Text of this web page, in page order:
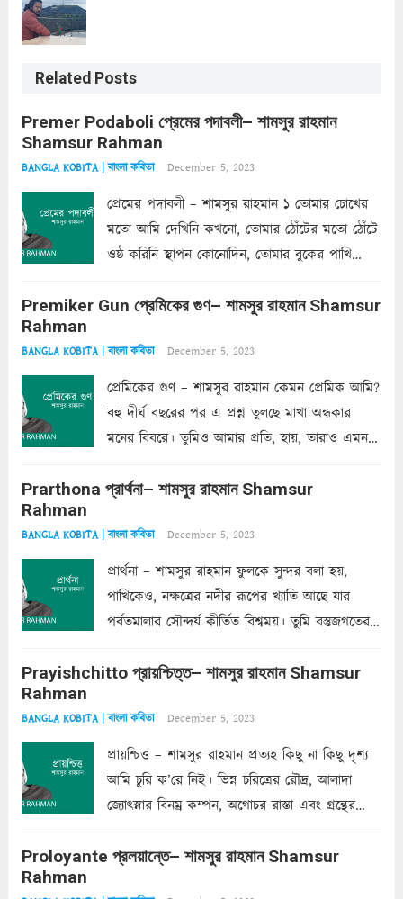
Related Posts
Premer Podaboli প্রেমের পদাবলী– শামসুর রাহমান
Shamsur Rahman
BANGLA KOBITA | বাংলা কবিতা December 5, 2023
প্রেমের পদাবলী – শামসুর রাহমান ১ তোমার চোখের
মতো আমি দেখিনি কখনো, তোমার ঠোঁটের মতো ঠোঁটে
ওষ্ঠ করিনি স্থাপন কোনোদিন, তোমার বুকের পাখি
কোথাও কি এরকম ছায়া দেয় ক্লান্তির প্রহরে? মুছে
Premiker Gun প্রেমিকের গুণ– শামসুর রাহমান Shamsur
Rahman
BANGLA KOBITA | বাংলা কবিতা December 5, 2023
প্রেমিকের গুণ – শামসুর রাহমান কেমন প্রেমিক আমি?
বহু দীর্ঘ বছরের পর এ প্রশ্ন তুলছে মাখা অন্ধকার
মনের বিবরে। তুমিও আমার প্রতি, হায়, তারাও এমন
একান্ত জরুরি- নইলে একটি দেয়াল নিমেষেই ভীষণ
Prarthona প্রার্থনা– শামসুর রাহমান Shamsur
Rahman
BANGLA KOBITA | বাংলা কবিতা December 5, 2023
প্রার্থনা – শামসুর রাহমান ফুলকে সুন্দর বলা হয়,
পাখিকেও, নক্ষত্রের নদীর রূপের খ্যাতি আছে যার
পর্বতমালার সৌন্দর্য কীর্তিত বিশ্বময়। তুমি বস্তুজগতের
তার সুষমায় পার্থক্য অনেক। তোমাকে সুন্দরী বলা চলে,
Prayishchitto প্রায়শ্চিত্ত– শামসুর রাহমান Shamsur
Rahman
BANGLA KOBITA | বাংলা কবিতা December 5, 2023
প্রায়শ্চিত্ত – শামসুর রাহমান প্রত্যহ কিছু না কিছু দৃশ্য
আমি চুরি ক’রে নিই। ভিন্ন চরিত্রের রৌদ্র, আলাদা
জ্যোৎস্নার বিনম্র কম্পন, অগোচর রাস্তা এবং গ্রন্থের
ছায়াচ্ছন্ন মোহন মিথুন মূর্তি, লোপামুদ্রা ভীষণ বিব্রত
Proloyante প্রলয়ান্তে– শামসুর রাহমান Shamsur
Rahman